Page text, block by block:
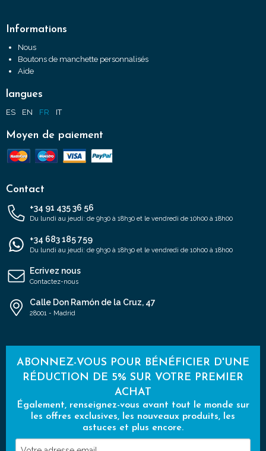
Informations
Nous
Boutons de manchette personnalisés
Aide
langues
ES EN FR IT
Moyen de paiement
Contact
+34 91 435 36 56
Du lundi au jeudi: de 9h30 à 18h30 et le vendredi de 10h00 à 18h00
+34 683 185 759
Du lundi au jeudi: de 9h30 à 18h30 et le vendredi de 10h00 à 18h00
Ecrivez nous
Contactez-nous
Calle Don Ramón de la Cruz, 47
28001 - Madrid
ABONNEZ-VOUS POUR BÉNÉFICIER D'UNE
RÉDUCTION DE 5% SUR VOTRE PREMIER
ACHAT
Également, renseignez-vous avant tout le monde sur
les offres exclusives, les nouveaux produits, les
astuces et plus encore.
Votre